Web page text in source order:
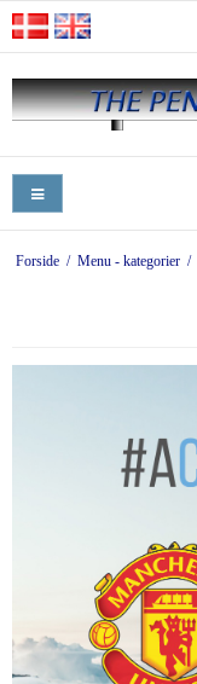
Forside / Menu - kategorier /